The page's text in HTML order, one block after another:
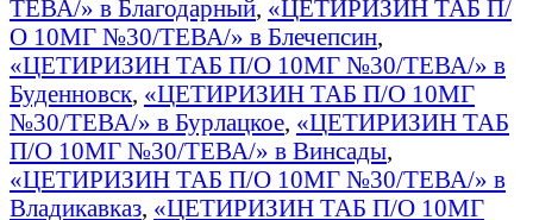
ТЕВА/» в Благодарный, «ЦЕТИРИЗИН ТАБ П/
О 10МГ №30/ТЕВА/» в Блечепсин,
«ЦЕТИРИЗИН ТАБ П/О 10МГ №30/ТЕВА/» в
Буденновск, «ЦЕТИРИЗИН ТАБ П/О 10МГ
№30/ТЕВА/» в Бурлацкое, «ЦЕТИРИЗИН ТАБ
П/О 10МГ №30/ТЕВА/» в Винсады,
«ЦЕТИРИЗИН ТАБ П/О 10МГ №30/ТЕВА/» в
Владикавказ, «ЦЕТИРИЗИН ТАБ П/О 10МГ